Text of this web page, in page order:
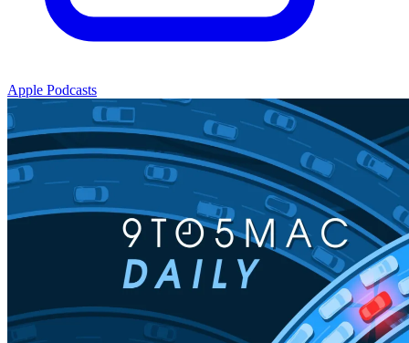
Apple Podcasts